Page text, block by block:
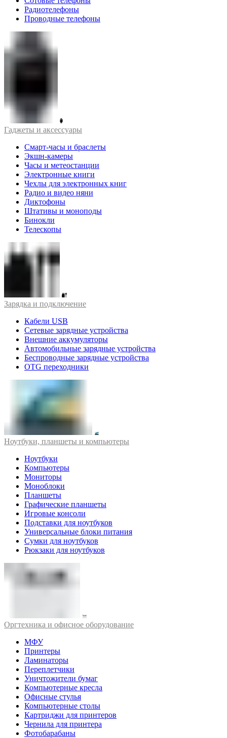
Радиотелефоны
Проводные телефоны
Гаджеты и аксессуары
Смарт-часы и браслеты
Экшн-камеры
Часы и метеостанции
Электронные книги
Чехлы для электронных книг
Радио и видео няни
Диктофоны
Штативы и моноподы
Бинокли
Телескопы
Зарядка и подключение
Кабели USB
Сетевые зарядные устройства
Внешние аккумуляторы
Автомобильные зарядные устройства
Беспроводные зарядные устройства
OTG переходники
Ноутбуки, планшеты и компьютеры
Ноутбуки
Компьютеры
Мониторы
Моноблоки
Планшеты
Графические планшеты
Игровые консоли
Подставки для ноутбуков
Универсальные блоки питания
Сумки для ноутбуков
Рюкзаки для ноутбуков
Оргтехника и офисное оборудование
МФУ
Принтеры
Ламинаторы
Переплетчики
Уничтожители бумаг
Компьютерные кресла
Офисные стулья
Компьютерные столы
Картриджи для принтеров
Чернила для принтера
Фотобарабаны